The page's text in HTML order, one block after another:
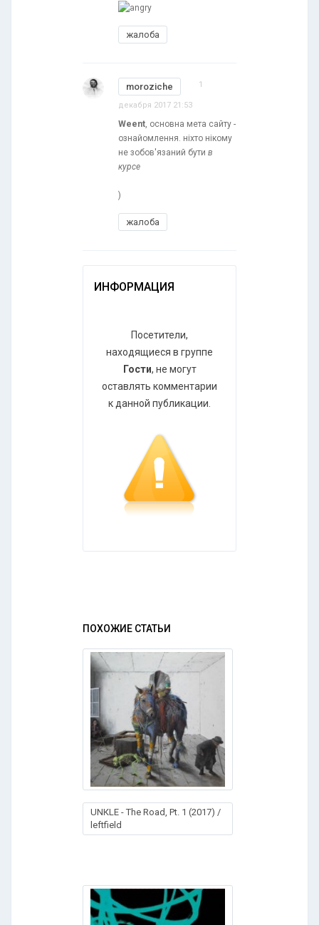
жалоба
moroziche 1
декабря 2017 21:53
Weent, основна мета сайту -
ознайомлення. ніхто нікому
не зобов'язаний бути в
курсе
)
жалоба
ИНФОРМАЦИЯ
Посетители,
находящиеся в группе
Гости, не могут
оставлять комментарии
к данной публикации.
ПОХОЖИЕ СТАТЬИ
UNКLЕ - Тhе Rоаd, Pt. 1 (2017) /
leftfield